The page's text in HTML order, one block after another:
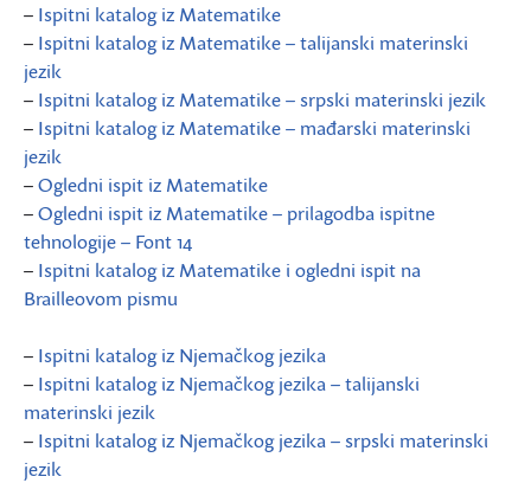
– Ispitni katalog iz Matematike
– Ispitni katalog iz Matematike – talijanski materinski
jezik
– Ispitni katalog iz Matematike – srpski materinski jezik
– Ispitni katalog iz Matematike – mađarski materinski
jezik
–Ogledni ispit iz Matematike
–Ogledni ispit iz Matematike – prilagodba ispitne
tehnologije – Font 14
– Ispitni katalog iz Matematike i ogledni ispit na
Brailleovom pismu
– Ispitni katalog iz Njemačkog jezika
– Ispitni katalog iz Njemačkog jezika – talijanski
materinski jezik
– Ispitni katalog iz Njemačkog jezika – srpski materinski
jezik